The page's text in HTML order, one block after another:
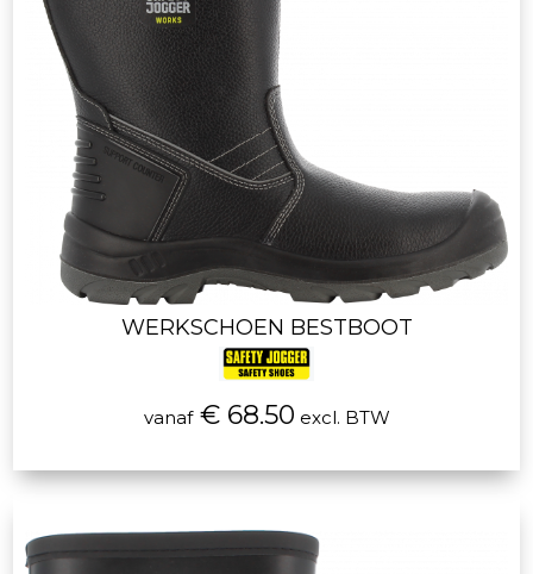
WERKSCHOEN BESTBOOT
vanaf€ 68.50 excl. BTW